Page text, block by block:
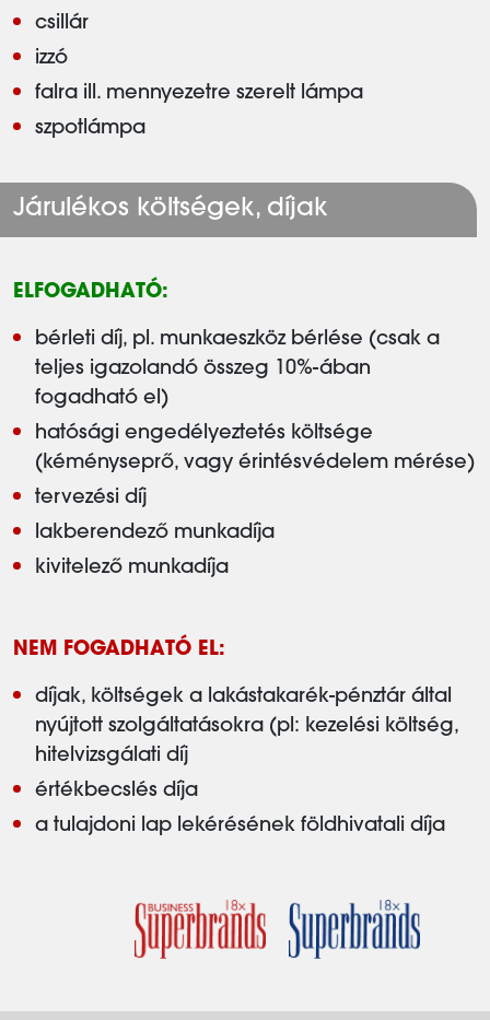
csillár
izzó
falra ill. mennyezetre szerelt lámpa
szpotlámpa
Járulékos költségek, díjak
ELFOGADHATÓ:
bérleti díj, pl. munkaeszköz bérlése (csak a
teljes igazolandó összeg 10%-ában
fogadható el)
hatósági engedélyeztetés költsége
(kéményseprő, vagy érintésvédelem mérése)
tervezési díj
lakberendező munkadíja
kivitelező munkadíja
NEM FOGADHATÓ EL:
díjak, költségek a lakástakarék-pénztár által
nyújtott szolgáltatásokra (pl: kezelési költség,
hitelvizsgálati díj
értékbecslés díja
a tulajdoni lap lekérésének földhivatali díja